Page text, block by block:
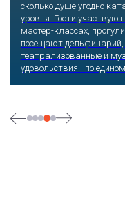
сколько душе угодно
уровня. Гости
мастер-классах,
посещают
театрализованные и
удовольствия - по